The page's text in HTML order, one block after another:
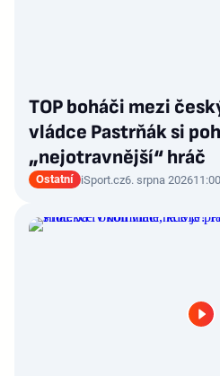
TOP boháči mezi
vládce Pastrňák si
„nejotravnější“ hráč
Ostatní iSport.cz6. srpna 202611:00